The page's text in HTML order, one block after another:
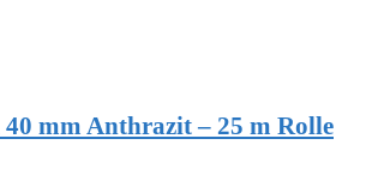
mm Anthrazit – 25 m Rolle